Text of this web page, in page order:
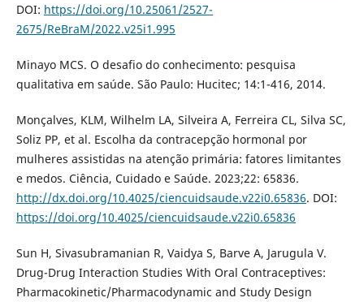
DOI: https://doi.org/10.25061/2527-
2675/ReBraM/2022.v25i1.995
Minayo MCS. O desafio do conhecimento: pesquisa
qualitativa em saúde. São Paulo: Hucitec; 14:1-416, 2014.
Monçalves, KLM, Wilhelm LA, Silveira A, Ferreira CL, Silva SC,
Soliz PP, et al. Escolha da contracepção hormonal por
mulheres assistidas na atenção primária: fatores limitantes
e medos. Ciência, Cuidado e Saúde. 2023;22: 65836.
http://dx.doi.org/10.4025/ciencuidsaude.v22i0.65836. DOI:
https://doi.org/10.4025/ciencuidsaude.v22i0.65836
Sun H, Sivasubramanian R, Vaidya S, Barve A, Jarugula V.
Drug-Drug Interaction Studies With Oral Contraceptives:
Pharmacokinetic/Pharmacodynamic and Study Design